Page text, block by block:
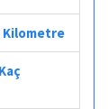
Kilometre